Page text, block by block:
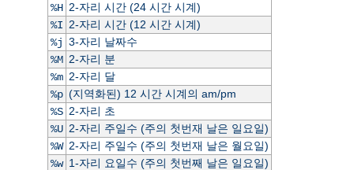
%H 2-자리 시간 (24 시간 시계)
%I 2-자리 시간 (12 시간 시계)
%j 3-자리 날짜수
%M 2-자리 분
%m 2-자리 달
%p (지역화된) 12 시간 시계의 am/pm
%S 2-자리 초
%U 2-자리 주일수 (주의 첫번재 날은 일요일)
%W 2-자리 주일수 (주의 첫번재 날은 월요일)
%w 1-자리 요일수 (주의 첫번째 날은 일요일)